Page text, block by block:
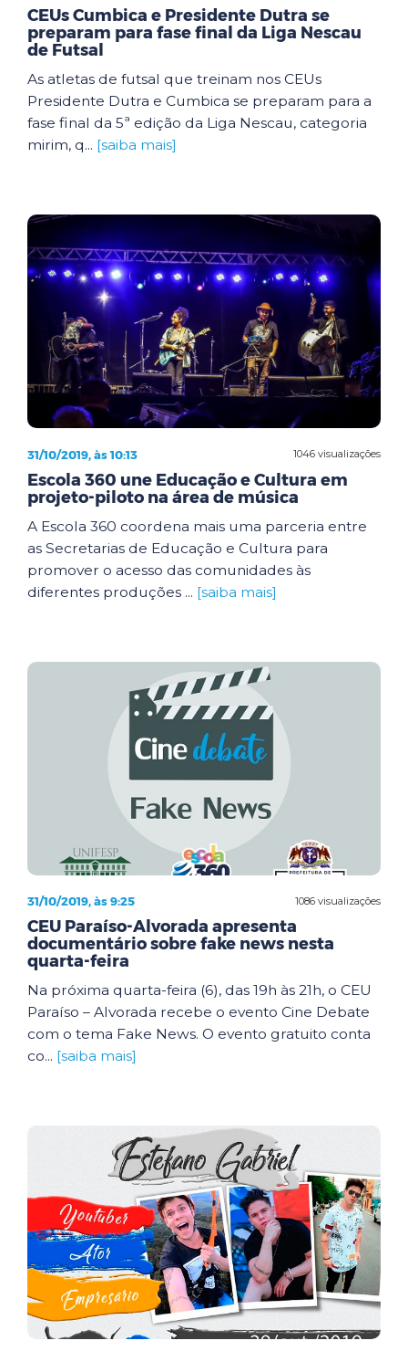
CEUs Cumbica e Presidente Dutra se
preparam para fase final da Liga Nescau
de Futsal
As atletas de futsal que treinam nos CEUs
Presidente Dutra e Cumbica se preparam para a
fase final da 5ª edição da Liga Nescau, categoria
mirim, q... [saiba mais]
1046 visualizações
31/10/2019, às 10:13
Escola 360 une Educação e Cultura em
projeto-piloto na área de música
A Escola 360 coordena mais uma parceria entre
as Secretarias de Educação e Cultura para
promover o acesso das comunidades às
diferentes produções ... [saiba mais]
1086 visualizações
31/10/2019, às 9:25
CEU Paraíso-Alvorada apresenta
documentário sobre fake news nesta
quarta-feira
Na próxima quarta-feira (6), das 19h às 21h, o CEU
Paraíso – Alvorada recebe o evento Cine Debate
com o tema Fake News. O evento gratuito conta
co... [saiba mais]